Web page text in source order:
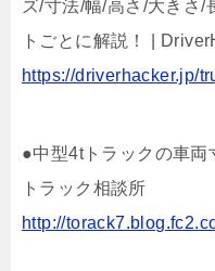
ズ/寸法/幅/高さ/大きさ/
トごとに解説！ |
https://driverhacker.jp/
●中型4tトラックの車両
トラック相談所
http://